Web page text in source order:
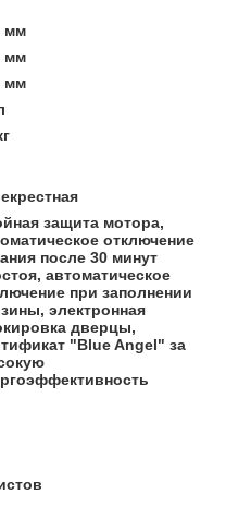
мм
мм
мм
защита мотора,
отключение
после 30 минут
автоматическое
при заполнении
электронная
дверцы,
"Blue Angel" за